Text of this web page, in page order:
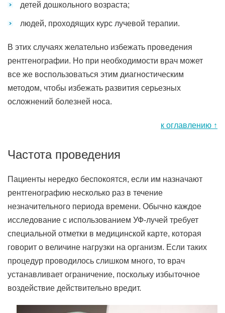
детей дошкольного возраста;
людей, проходящих курс лучевой терапии.
В этих случаях желательно избежать проведения
рентгенографии. Но при необходимости врач может
все же воспользоваться этим диагностическим
методом, чтобы избежать развития серьезных
осложнений болезней носа.
к оглавлению ↑
Частота проведения
Пациенты нередко беспокоятся, если им назначают
рентгенографию несколько раз в течение
незначительного периода времени. Обычно каждое
исследование с использованием УФ-лучей требует
специальной отметки в медицинской карте, которая
говорит о величине нагрузки на организм. Если таких
процедур проводилось слишком много, то врач
устанавливает ограничение, поскольку избыточное
воздействие действительно вредит.